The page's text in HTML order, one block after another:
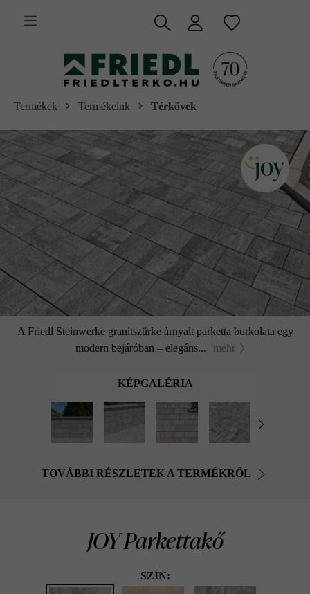
tartalomra
Termékek Termékeink Térkövek
A Friedl Steinwerke granitszürke árnyalt parketta burkolata egy
modern bejáróban – elegáns...
mehr
KÉPGALÉRIA
TOVÁBBI RÉSZLETEK A TERMÉKRŐL
JOY Parkettakő
SZÍN: